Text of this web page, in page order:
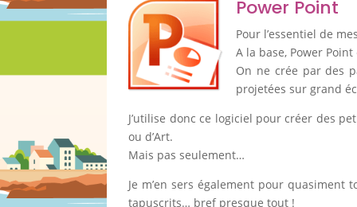
Power Point
Pour l’essentiel de
A la base, Power
On ne crée par des
projetées sur grand
J’utilise donc ce logiciel pour créer des
ou d’Art.
Mais pas seulement…
Je m’en sers également pour quasiment
tapuscrits… bref presque tout !